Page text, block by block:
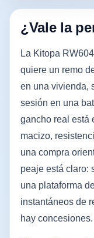
¿Vale la
La Kitopa
quiere un remo
en una vivienda,
sesión en una
gancho real está
macizo,
una compra
peaje está claro:
una plataforma
instantáneos de
hay concesiones.